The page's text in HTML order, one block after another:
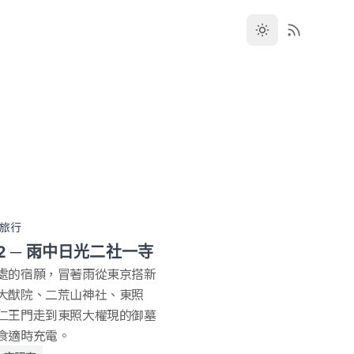
旅行
─ 雨中日光二社一寺
的宿願，冒著雨從東京搭新
猷院、二荒山神社、東照
王門走到東照大權現的御墓
適時充電。